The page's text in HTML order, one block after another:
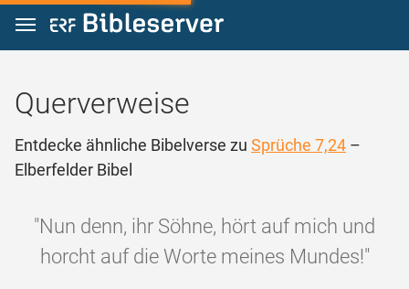
Zum Inhalt springen
Querverweise
Entdecke ähnliche Bibelverse zu Sprüche 7,24 –
Elberfelder Bibel
"Nun denn, ihr Söhne, hört auf mich und
horcht auf die Worte meines Mundes!"